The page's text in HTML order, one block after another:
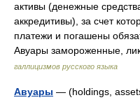
активы (денежные
аккредитивы), за счет
платежи и погашены
Авуары замороженные,
галлицизмов русского языка
Авуары — (holdings,